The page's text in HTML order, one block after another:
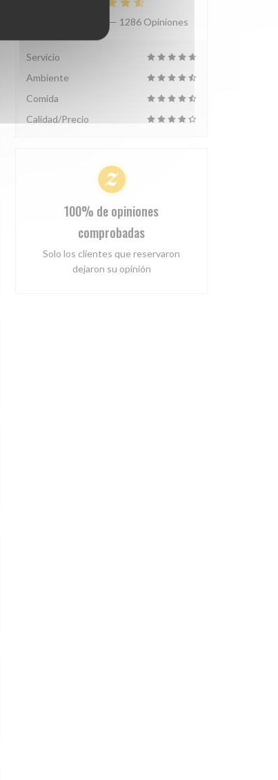
Valoración media — 1286 Opiniones
Servicio
Ambiente
Comida
Calidad/Precio
100% de opiniones
comprobadas
Solo los clientes que reservaron
dejaron su opinión